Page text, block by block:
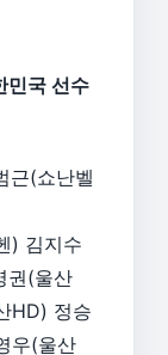
민국 선수
근(쇼난벨
) 김지수
권(울산
HD) 정승
우(울산